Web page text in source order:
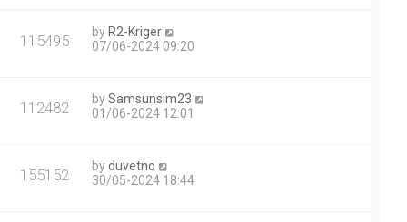
115495 by R2-Kriger
07/06-2024 09:20
112482 bySamsunsim23
01/06-2024 12:01
155152 byduvetno
30/05-2024 18:44